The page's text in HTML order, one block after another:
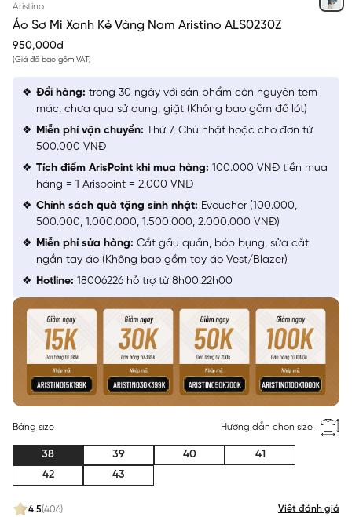
Aristino
Áo Sơ Mi Xanh Kẻ Vàng Nam Aristino ALS0230Z
950,000đ
(Giá đã bao gồm VAT)
4.5(406) Viết đánh giá
Bảng size Hướng dẫn chọn size
38 39 40
41
42
43
Đổi hàng: trong 30 ngày với sản phẩm còn nguyên tem
mác, chưa qua sử dụng, giặt (Không bao gồm đồ lót)
Miễn phí vận chuyển: Thứ 7, Chủ nhật hoặc cho đơn từ
500.000 VNĐ
Tích điểm ArisPoint khi mua hàng: 100.000 VNĐ tiền mua
hàng = 1 Arispoint = 2.000 VNĐ
Chính sách quà tặng sinh nhật: Evoucher (100.000,
500.000, 1.000.000, 1.500.000, 2.000.000 VNĐ)
Miễn phí sửa hàng: Cắt gấu quần, bóp bụng, sửa cắt
ngắn tay áo (Không bao gồm tay áo Vest/Blazer)
Hotline: 18006226 hỗ trợ từ 8h00:22h00